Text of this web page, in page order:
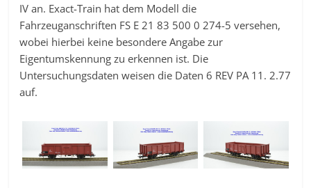
IV an. Exact-Train hat dem Modell die
Fahrzeuganschriften FS E 21 83 500 0 274-5 versehen,
wobei hierbei keine besondere Angabe zur
Eigentumskennung zu erkennen ist. Die
Untersuchungsdaten weisen die Daten 6 REV PA 11. 2.77
auf.